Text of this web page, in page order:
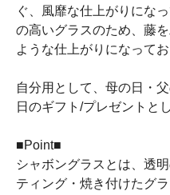
ぐ、風靡な仕上がりにな
の高いグラスのため、藤
ような仕上がりになってお
自分用として、母の日・
日のギフト/プレゼントと
■Point■
シャボングラスとは、透
ティング・焼き付けたグ